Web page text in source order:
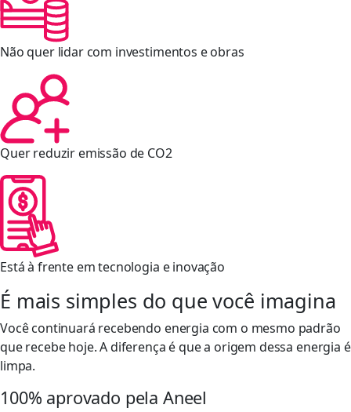
Não quer lidar com investimentos e obras
Quer reduzir emissão de CO2
Está à frente em tecnologia e inovação
É mais simples do que você imagina
Você continuará recebendo energia com o mesmo padrão
que recebe hoje. A diferença é que a origem dessa energia é
limpa.
100% aprovado pela Aneel